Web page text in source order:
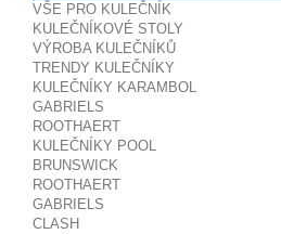
VŠE PRO KULEČNÍK
KULEČNÍKOVÉ STOLY
VÝROBA KULEČNÍKŮ
TRENDY KULEČNÍKY
KULEČNÍKY KARAMBOL
GABRIELS
ROOTHAERT
KULEČNÍKY POOL
BRUNSWICK
ROOTHAERT
GABRIELS
CLASH